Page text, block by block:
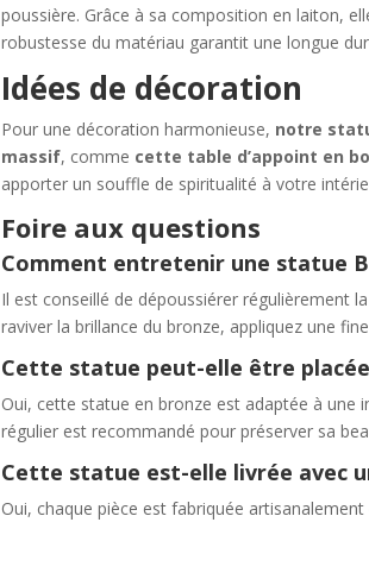
poussière. Grâce à sa composition en laiton,
robustesse du matériau garantit une longue
Idées de décoration
Pour une décoration harmonieuse, notre
massif, comme cette table d’appoint en
apporter un souffle de spiritualité à votre
Foire aux questions
Comment entretenir une statue
Il est conseillé de dépoussiérer régulièrement
raviver la brillance du bronze, appliquez une
Cette statue peut-elle être
Oui, cette statue en bronze est adaptée à une
régulier est recommandé pour préserver sa
Cette statue est-elle livrée avec
Oui, chaque pièce est fabriquée